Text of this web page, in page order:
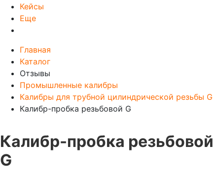
Кейсы
Еще
Главная
Каталог
Отзывы
Промышленные калибры
Калибры для трубной цилиндрической резьбы G
Калибр-пробка резьбовой G
Калибр-пробка резьбовой
G